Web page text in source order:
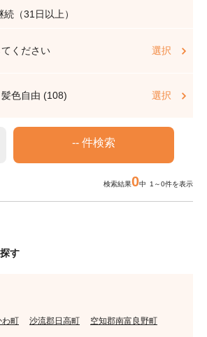
続（31日以上）
ください 選択
髪色自由 (108) 選択
検索結果0中 1～0件を表示
す
わ町 沙流郡日高町 空知郡南富良野町